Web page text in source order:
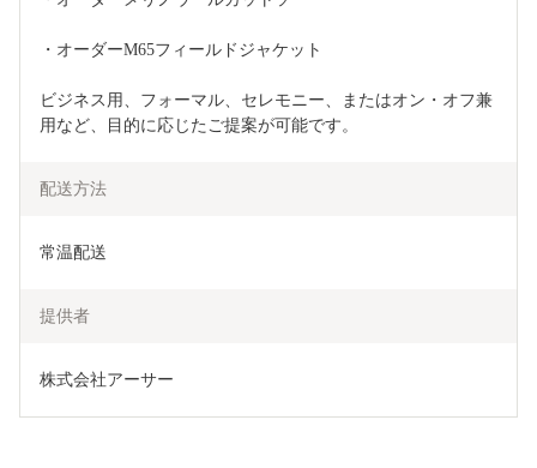
・オーダーM65フィールドジャケット
ビジネス用、フォーマル、セレモニー、またはオン・オフ兼
用など、目的に応じたご提案が可能です。
配送方法
常温配送
提供者
株式会社アーサー